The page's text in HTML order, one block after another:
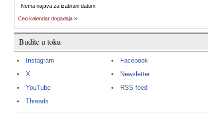
Nema najava za izabrani datum
Ceo kalendar događaja
Budite u toku
Instagram
X
YouTube
Threads
Facebook
Newsletter
RSS feed